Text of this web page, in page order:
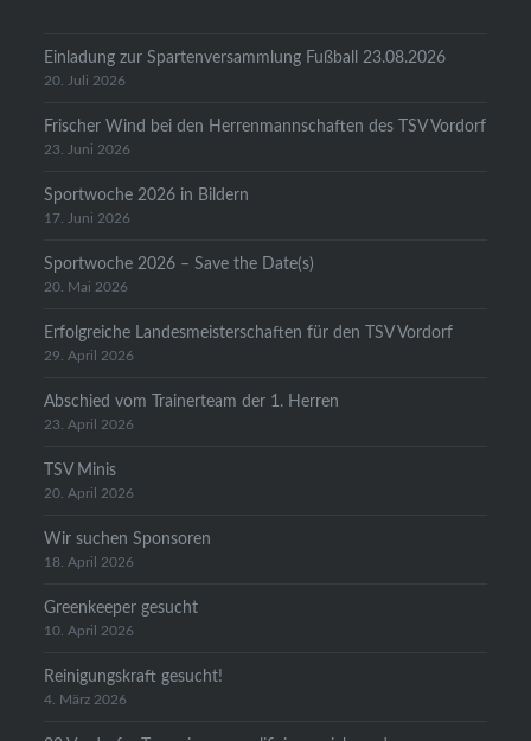
Einladung zur Spartenversammlung Fußball 23.08.2026
20. Juli 2026
Frischer Wind bei den Herrenmannschaften des TSV Vordorf
23. Juni 2026
Sportwoche 2026 in Bildern
17. Juni 2026
Sportwoche 2026 – Save the Date(s)
20. Mai 2026
Erfolgreiche Landesmeisterschaften für den TSV Vordorf
29. April 2026
Abschied vom Trainerteam der 1. Herren
23. April 2026
TSV Minis
20. April 2026
Wir suchen Sponsoren
18. April 2026
Greenkeeper gesucht
10. April 2026
Reinigungskraft gesucht!
4. März 2026